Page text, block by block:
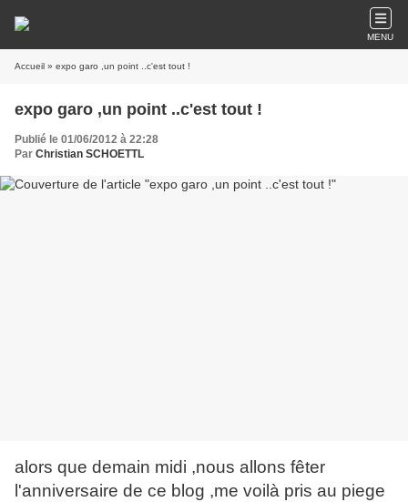
MENU
Accueil » expo garo ,un point ..c'est tout !
expo garo ,un point ..c'est tout !
Publié le 01/06/2012 à 22:28
Par Christian SCHOETTL
alors que demain midi ,nous allons fêter
l'anniversaire de ce blog ,me voilà pris au piege